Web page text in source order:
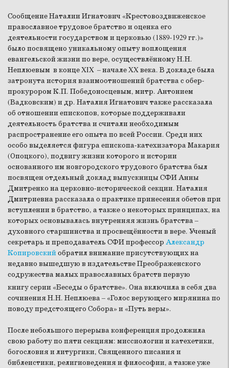
Сообщение Наталии Игнатович «Крестовоздвиженское
православное трудовое братство и оценка его
деятельности государством и церковью (1889-1929 гг.)»
было посвящено уникальному опыту воплощения
евангельской жизни по вере, осуществлённому Н.Н.
Неплюевым в конце XIX – начале XX века. В докладе была
затронута история взаимоотношений братства с обер-
прокурором К.П. Победоносцевым, митр. Антонием
(Вадковским) и др. Наталия Игнатович также рассказала
об отношении епископов, которые поддерживали
деятельность братства и считали необходимым
распространение его опыта по всей России. Среди них
особо выделяется фигура епископа-катехизатора Макария
(Опоцкого), подвигу жизни которого и истории
основанного им новгородского трудового братства был
посвящен отдельный доклад выпускницы СФИ Анны
Дмитренко на церковно-исторической секции. Наталия
Дмитриевна рассказала о практике принесения обетов при
вступлении в братство, а также о некоторых принципах, на
которых основывалась внутренняя жизнь братства –
духовного старшинства и просвещённости в вере. Ученый
секретарь и преподаватель СФИ профессор Александр
Копировскийобратил внимание присутствующих на
недавно вышедшую в издательстве Преображенского
содружества малых православных братств первую
книгу серии «Беседы о братстве». Она включила в себя два
сочинения Н.Н. Неплюева – «Голос верующего мирянина по
поводу предстоящего Собора» и «Путь веры».
После небольшого перерыва конференция продолжила
свою работу по пяти секциям: миссиологии и катехетики,
богословия и литургики, Священного писания и
библеистики, религиоведения и философии, а также уже